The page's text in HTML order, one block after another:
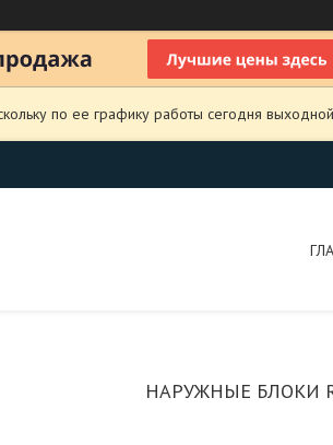
по ее графику работы сегодня
НАРУЖНЫЕ БЛОКИ